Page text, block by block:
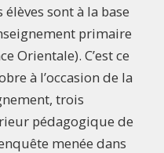
sont à la base
primaire
Orientale). C’est ce
à l’occasion de la
trois
pédagogique de
menée dans